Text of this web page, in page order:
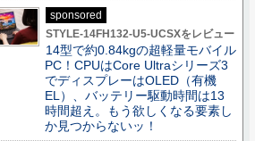
sponsored
STYLE-14FH132-U5-UCSXをレビュー
14型で約0.84kgの超軽量モバイル
PC！CPUはCore Ultraシリーズ3
でディスプレーはOLED（有機
EL）、バッテリー駆動時間は13
時間超え。もう欲しくなる要素し
か見つからないッ！